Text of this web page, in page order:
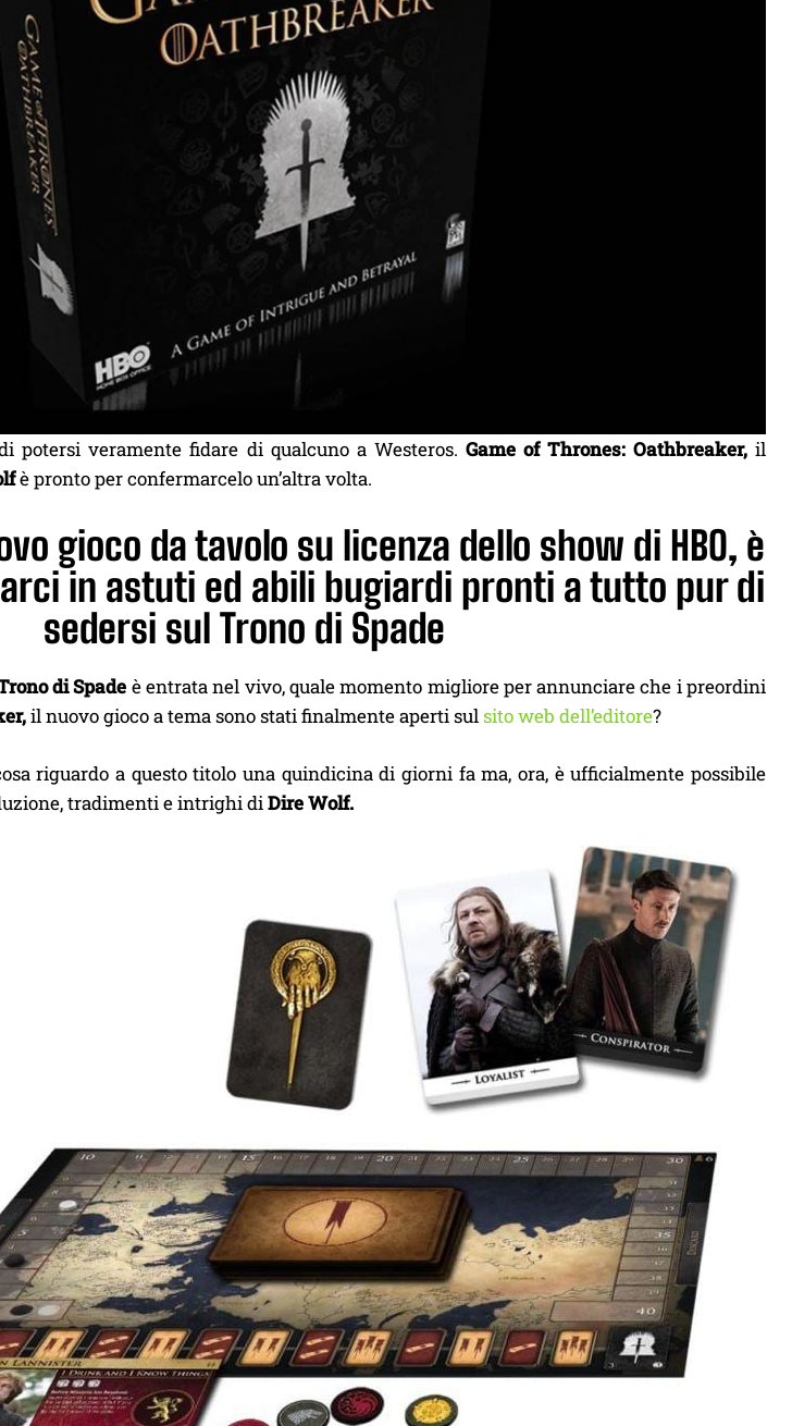
potersi veramente fidare di qualcuno a Westeros. Game of Thrones: Oathbreaker,il
è pronto per confermarcelo un’altra volta.
gioco da tavolo su licenza dello show di HBO, è
in astuti ed abili bugiardi pronti a tutto pur di
sedersi sul Trono di Spade
di Spade è entrata nel vivo, quale momento migliore per annunciare che i preordini
il nuovo gioco a tema sono stati finalmente aperti sulsito web dell’editore?
riguardo a questo titolo una quindicina di giorni fa ma, ora, è ufficialmente possibile
tradimenti e intrighi diDire Wolf.